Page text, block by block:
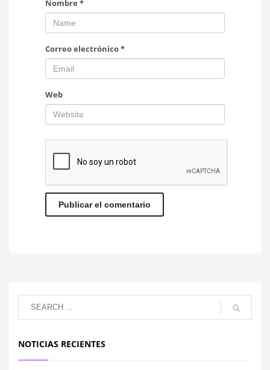
Nombre *
Correo electrónico*
Web
NOTICIAS RECIENTES